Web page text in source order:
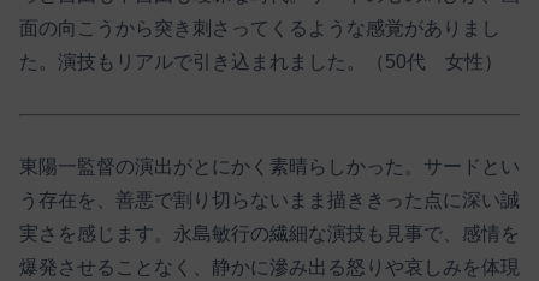
面の向こうから突き刺さってくるような感覚がありまし
た。演技もリアルで引き込まれました。（50代 女性）
東陽一監督の演出がとにかく素晴らしかった。サードとい
う存在を、善悪で割り切らないまま描ききった点に深い誠
実さを感じます。永島敏行の繊細な演技も見事で、感情を
爆発させることなく、静かに滲み出る怒りや哀しみを体現